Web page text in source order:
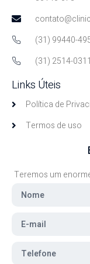
(31) 99440-
(31) 2514-0311
Links Úteis
Política de
Termos de uso
Teremos um